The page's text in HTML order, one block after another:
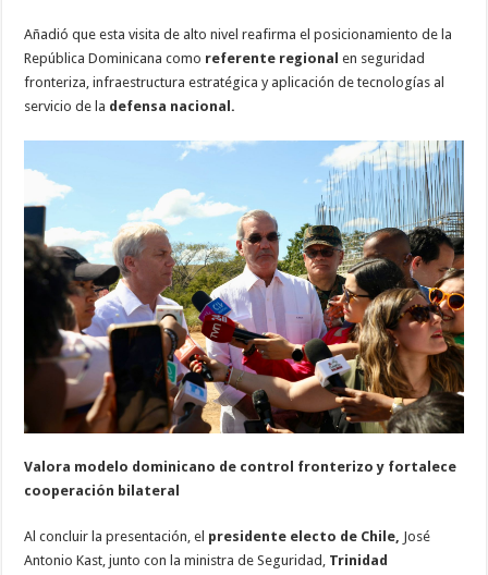
Añadió que esta visita de alto nivel reafirma el posicionamiento de la
República Dominicana como referente regional en seguridad
fronteriza, infraestructura estratégica y aplicación de tecnologías al
servicio de la defensa nacional.
Valora modelo dominicano de control fronterizo y fortalece
cooperación bilateral
Al concluir la presentación, el presidente electo de Chile, José
Antonio Kast, junto con la ministra de Seguridad, Trinidad